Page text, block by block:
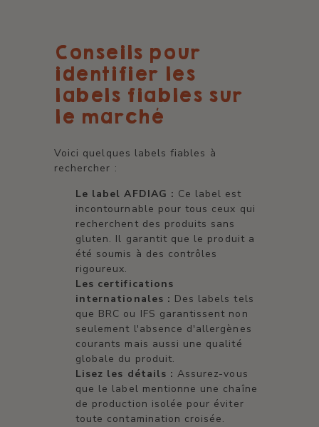
Conseils pour
identifier les
labels fiables sur
le marché
Voici quelques labels fiables à
rechercher :
Le label AFDIAG : Ce label est
incontournable pour tous ceux qui
recherchent des produits sans
gluten. Il garantit que le produit a
été soumis à des contrôles
rigoureux.
Les certifications
internationales : Des labels tels
que BRC ou IFS garantissent non
seulement l'absence d'allergènes
courants mais aussi une qualité
globale du produit.
Lisez les détails : Assurez-vous
que le label mentionne une chaîne
de production isolée pour éviter
toute contamination croisée.